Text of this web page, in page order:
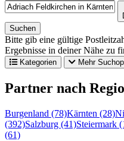
Suchen
Bitte gib eine gültige
Ergebnisse in deiner Nähe zu
Kategorien Mehr
Partner nach
Burgenland (78)Kärnten (28)
(392)Salzburg (41)Steiermark
(61)